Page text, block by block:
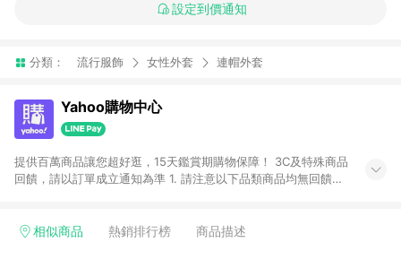
設定到價通知
分類： 流行服飾 女性外套 連帽外套
Yahoo購物中心
提供百萬商品讓您超好逛，15天鑑賞期購物保障！ 3C及特殊商品
回饋，請以訂單成立通知為準 1. 請注意以下品類商品均無回饋：
電玩/遊戲/相機/單眼/鏡頭/拍立得 [2024/6/1起適用] -內接硬
相似商品 熱銷排行榜 商品描述